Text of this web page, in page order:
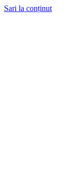
Sari la conținut